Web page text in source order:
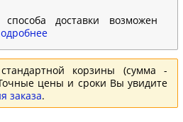
доставки возможен
корзины (сумма -
цены и сроки Вы увидите
заказа.